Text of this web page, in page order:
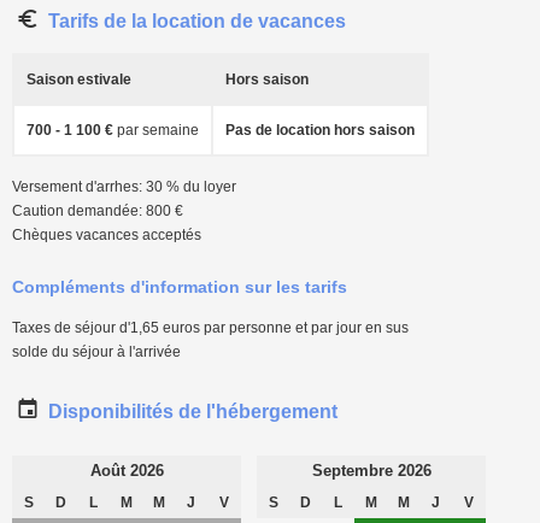
Tarifs de la location de vacances
Saison estivale Hors saison
700 - 1 100 € par semaine Pas de location hors saison
Versement d'arrhes: 30 % du loyer
Caution demandée: 800 €
Chèques vacances acceptés
Compléments d'information sur les tarifs
Taxes de séjour d'1,65 euros par personne et par jour en sus
solde du séjour à l'arrivée
Disponibilités de l'hébergement
Août 2026
S D L M M J
V
Septembre 2026
S D L M M J
V